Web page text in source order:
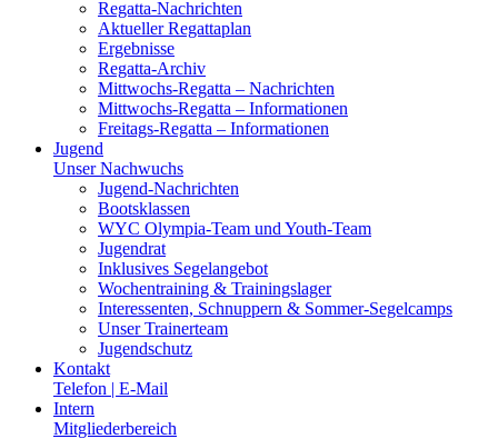
Regatta-Nachrichten
Aktueller Regattaplan
Ergebnisse
Regatta-Archiv
Mittwochs-Regatta – Nachrichten
Mittwochs-Regatta – Informationen
Freitags-Regatta – Informationen
Jugend
Unser Nachwuchs
Jugend-Nachrichten
Bootsklassen
WYC Olympia-Team und Youth-Team
Jugendrat
Inklusives Segelangebot
Wochentraining & Trainingslager
Interessenten, Schnuppern & Sommer-Segelcamps
Unser Trainerteam
Jugendschutz
Kontakt
Telefon | E-Mail
Intern
Mitgliederbereich